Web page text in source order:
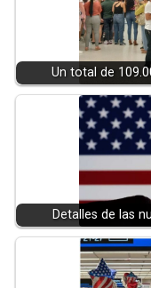
Un total de
Detalles de las